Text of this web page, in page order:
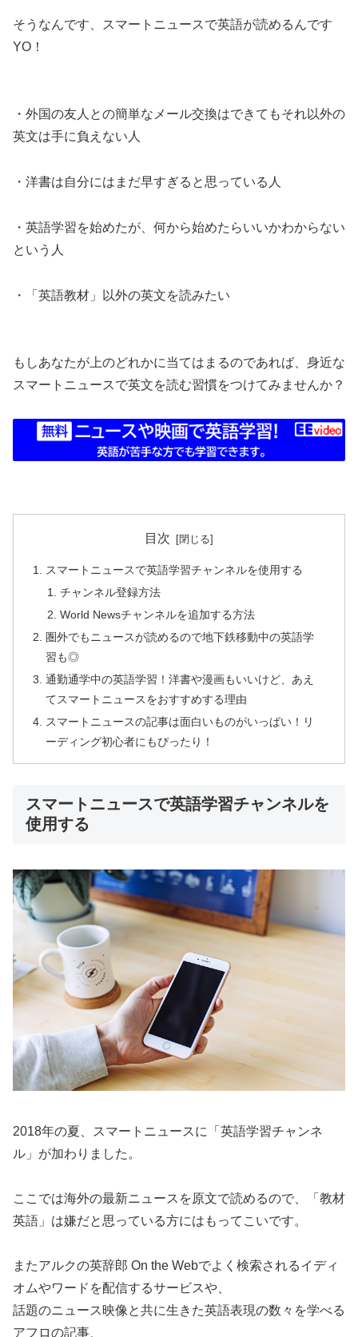
そうなんです、スマートニュースで英語が読めるんです
YO！
・外国の友人との簡単なメール交換はできてもそれ以外の
英文は手に負えない人
・洋書は自分にはまだ早すぎると思っている人
・英語学習を始めたが、何から始めたらいいかわからない
という人
・「英語教材」以外の英文を読みたい
もしあなたが上のどれかに当てはまるのであれば、身近な
スマートニュースで英文を読む習慣をつけてみませんか？
目次
スマートニュースで英語学習チャンネルを使用する
チャンネル登録方法
World Newsチャンネルを追加する方法
圏外でもニュースが読めるので地下鉄移動中の英語学
習も◎
通勤通学中の英語学習！洋書や漫画もいいけど、あえ
てスマートニュースをおすすめする理由
スマートニュースの記事は面白いものがいっぱい！リ
ーディング初心者にもぴったり！
スマートニュースで英語学習チャンネルを
使用する
2018年の夏、スマートニュースに「英語学習チャンネ
ル」が加わりました。
ここでは海外の最新ニュースを原文で読めるので、「教材
英語」は嫌だと思っている方にはもってこいです。
またアルクの英辞郎 On the Webでよく検索されるイディ
オムやワードを配信するサービスや、
話題のニュース映像と共に生きた英語表現の数々を学べる
アフロの記事